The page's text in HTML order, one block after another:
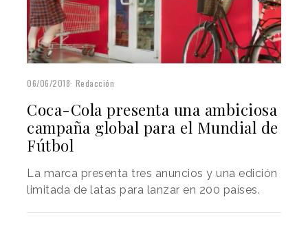
06/06/2018 Redacción
Coca-Cola presenta una ambiciosa
campaña global para el Mundial de
Fútbol
La marca presenta tres anuncios y una edición
limitada de latas para lanzar en 200 países.